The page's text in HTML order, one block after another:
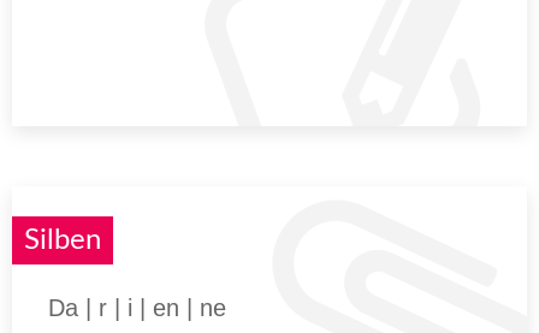
Silben
Da | r | i | en | ne